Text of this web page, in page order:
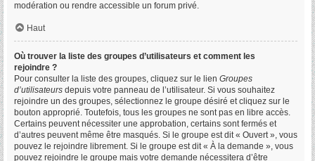
modération ou rendre accessible un forum privé.
Haut
Où trouver la liste des groupes d’utilisateurs et comment les
rejoindre ?
Pour consulter la liste des groupes, cliquez sur le lien Groupes
d’utilisateurs depuis votre panneau de l’utilisateur. Si vous souhaitez
rejoindre un des groupes, sélectionnez le groupe désiré et cliquez sur le
bouton approprié. Toutefois, tous les groupes ne sont pas en libre accès.
Certains peuvent nécessiter une approbation, certains sont fermés et
d’autres peuvent même être masqués. Si le groupe est dit « Ouvert », vous
pouvez le rejoindre librement. Si le groupe est dit « À la demande », vous
pouvez rejoindre le groupe mais votre demande nécessitera d’être